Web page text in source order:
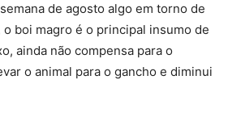
de agosto algo em torno de
boi magro é o principal insumo de
ainda não compensa para o
o animal para o gancho e diminui